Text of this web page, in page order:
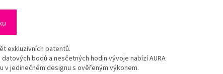
exkluzivních patentů.
bodů a nesčetných hodin vývoje nabízí AURA
v jedinečném designu s ověřeným výkonem.